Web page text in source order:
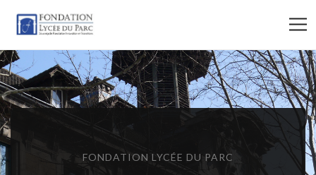
FONDATION LYCÉE DU PARC